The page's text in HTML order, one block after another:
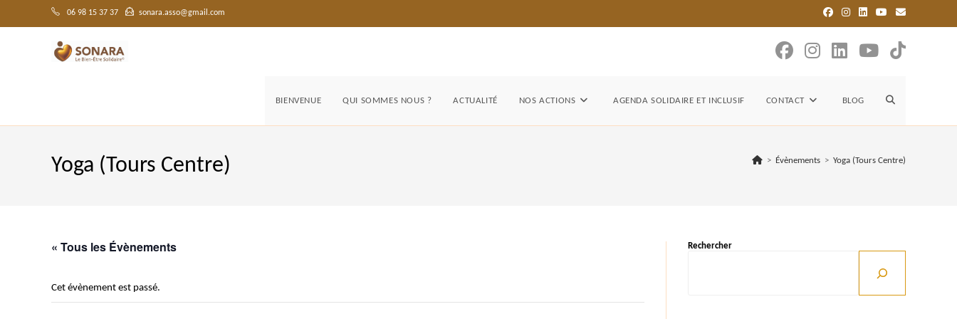
06 98 15 37 37 sonara.asso@gmail.com
BIENVENUE QUI SOMMES NOUS ? ACTUALITÉ NOS ACTIONS AGENDA SOLIDAIRE ET INCLUSIF CONTACT BLOG TOGGLE
Yoga (Tours Centre) > Évènements > Yoga (Tours Centre)
« Tous les Évènements
Cet évènement est passé.
Rechercher